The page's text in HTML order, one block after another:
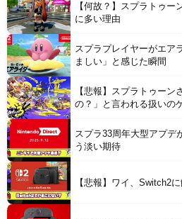
【何故？】スプラトゥ
に多い理由
スプラプレイヤーがエア
ましい」と感じた瞬間
【悲報】スプラトゥー
の？」と言われる扱いの
スプラ33周年大型アプデ
う淡い期待
【悲報】ワイ、Switch2